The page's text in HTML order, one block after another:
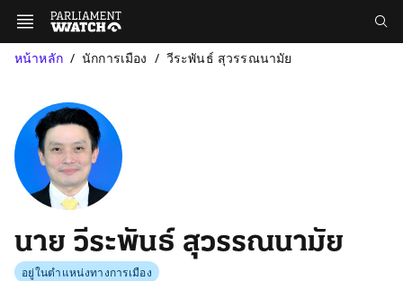
หน้าหลัก นักการเมือง วีระพันธ์ สุวรรณนามัย
นาย วีระพันธ์ สุวรรณนามัย
อยู่ในตำแหน่งทางการเมือง